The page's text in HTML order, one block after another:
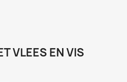
VLEES EN VIS